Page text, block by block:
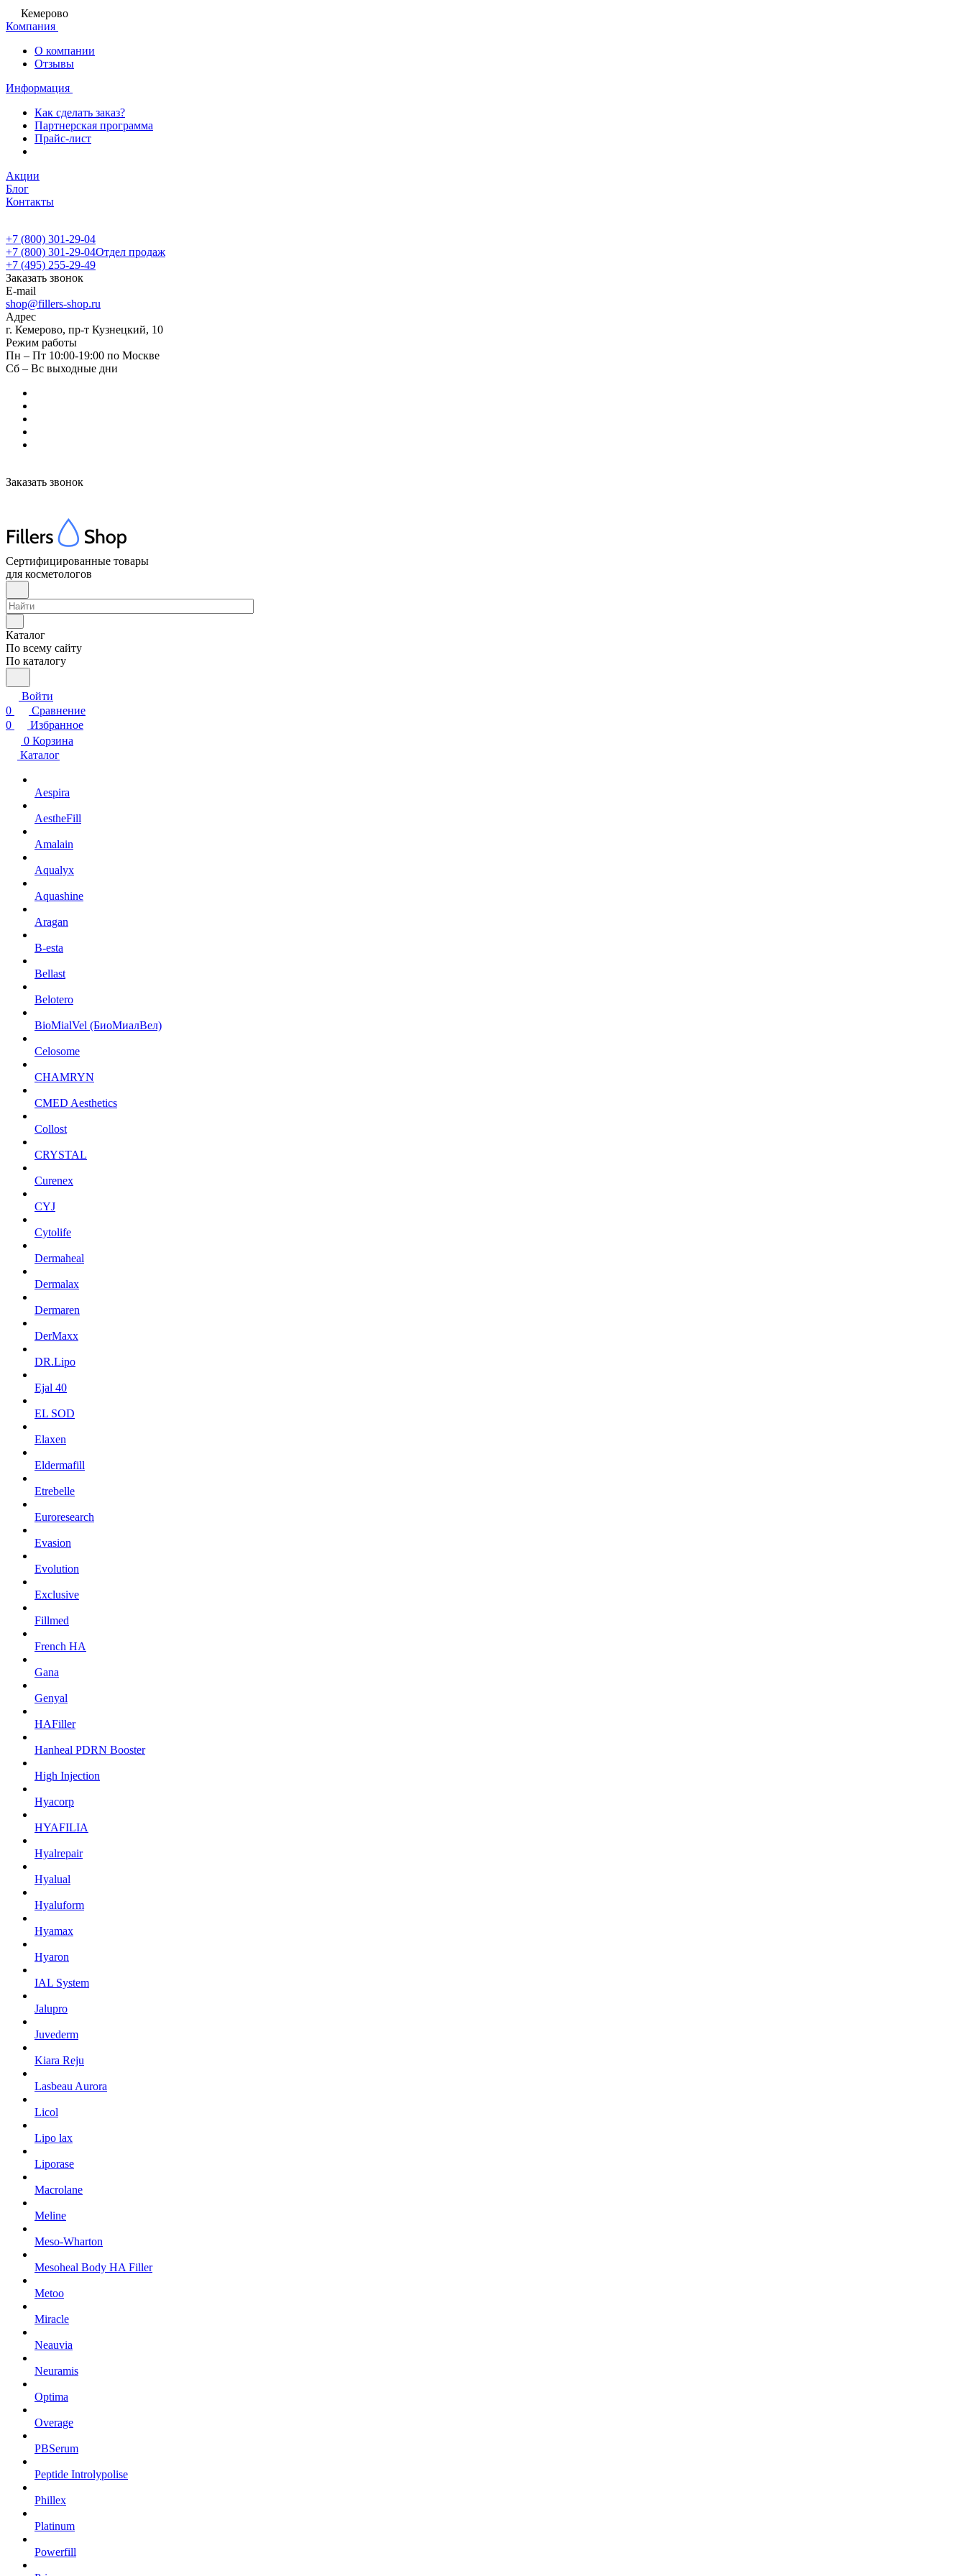
Кемерово
Компания
О компании
Отзывы
Информация
Как сделать заказ?
Партнерская программа
Прайс-лист
Акции
Блог
Контакты
+7 (800) 301-29-04
+7 (800) 301-29-04Отдел продаж
+7 (495) 255-29-49
Заказать звонок
E-mail
shop@fillers-shop.ru
Адрес
г. Кемерово, пр-т Кузнецкий, 10
Режим работы
Пн – Пт 10:00-19:00 по Москве
Сб – Вс выходные дни
Заказать звонок
Сертифицированные товары
для косметологов
Каталог
По всему сайту
По каталогу
Войти
0
Сравнение
0
Избранное
0 Корзина
Каталог
Aespira
AestheFill
Amalain
Aqualyx
Aquashine
Aragan
B-esta
Bellast
Belotero
BioMialVel (БиоМиалВел)
Celosome
CHAMRYN
CMED Aesthetics
Collost
CRYSTAL
Curenex
CYJ
Cytolife
Dermaheal
Dermalax
Dermaren
DerMaxx
DR.Lipo
Ejal 40
EL SOD
Elaxen
Eldermafill
Etrebelle
Euroresearch
Evasion
Evolution
Exclusive
Fillmed
French HA
Gana
Genyal
HAFiller
Hanheal PDRN Booster
High Injection
Hyacorp
HYAFILIA
Hyalrepair
Hyalual
Hyaluform
Hyamax
Hyaron
IAL System
Jalupro
Juvederm
Kiara Reju
Lasbeau Aurora
Licol
Lipo lax
Liporase
Macrolane
Meline
Meso-Wharton
Mesoheal Body HA Filler
Metoo
Miracle
Neauvia
Neuramis
Optima
Overage
PBSerum
Peptide Introlypolise
Phillex
Platinum
Powerfill